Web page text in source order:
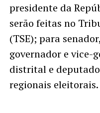
presidente da
serão feitas no
(TSE); para
governador e vice-
distrital e
regionais eleitorais.